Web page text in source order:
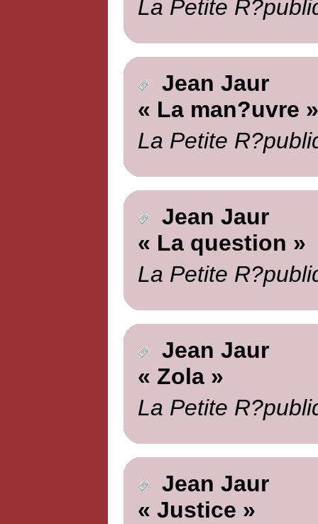
La Petite
Jean Jaur
« La man?uvre »
La Petite
Jean Jaur
« La question »
La Petite
Jean Jaur
« Zola »
La Petite
Jean Jaur
« Justice »